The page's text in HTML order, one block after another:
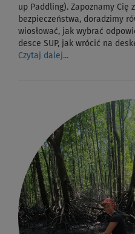
up Paddling). Zapoznamy Cię
bezpieczeństwa, doradzimy
wiosłować, jak wybrać
desce SUP, jak wrócić na
Czytaj dalej...